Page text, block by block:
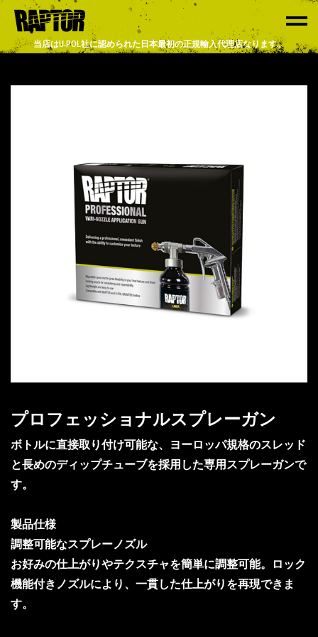
当店はU-POL社に認められた日本最初の正規輸入代理店なります。
プロフェッショナルスプレーガン
ボトルに直接取り付け可能な、ヨーロッパ規格のスレッド
と長めのディップチューブを採用した専用スプレーガンで
す。
製品仕様
調整可能なスプレーノズル
お好みの仕上がりやテクスチャを簡単に調整可能。ロック
機能付きノズルにより、一貫した仕上がりを再現できま
す。